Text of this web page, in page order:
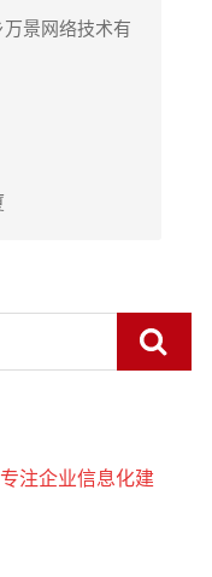
景网络技术有
注企业信息化建